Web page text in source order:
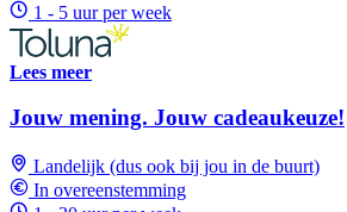
1 - 5 uur per week
Lees meer
Jouw mening. Jouw cadeaukeuze!
Landelijk (dus ook bij jou in de buurt)
In overeenstemming